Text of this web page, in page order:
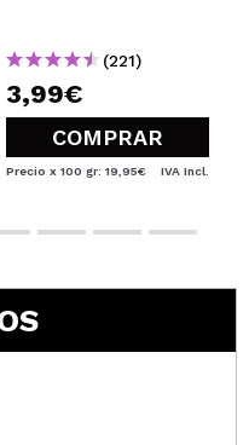
(221)
3,99€
COMPRAR
Precio x 100 gr: 19,95€ IVA Incl.